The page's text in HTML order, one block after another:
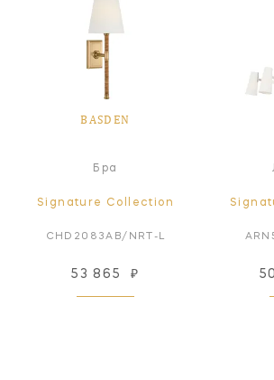
BASDEN
Бра
Signature Collection
CHD2083AB/NRT-L
53 865 ₽